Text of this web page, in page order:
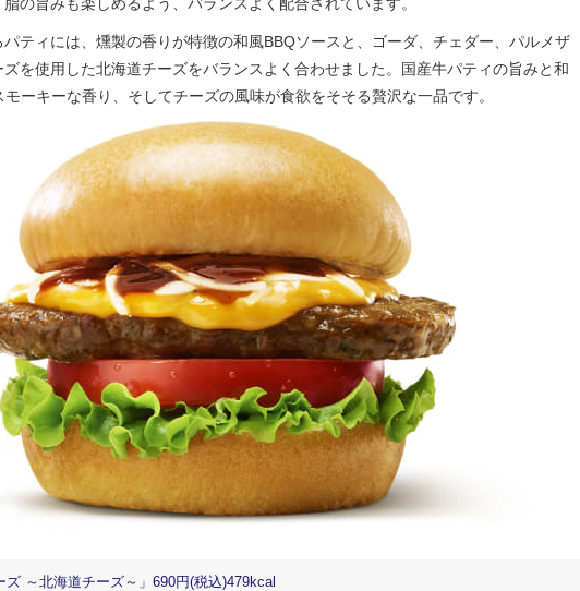
ティには、燻製の香りが特徴の和風BBQソースと、ゴーダ、チェダー、パルメザ
ズを使用した北海道チーズをバランスよく合わせました。国産牛パティの旨みと和
モーキーな香り、そしてチーズの風味が食欲をそそる贅沢な一品です。
ズ ～北海道チーズ～」690円(税込)479kcal